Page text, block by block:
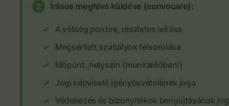
2 Írásos meghívó küldése (convocare):
A vétség pontos, részletes leírása
Megsértett szabályok felsorolása
Időpont, helyszín (munkaidőben!)
Jogi képviselő igénybevételének joga
Védekezés és bizonyítékok benyújtásának